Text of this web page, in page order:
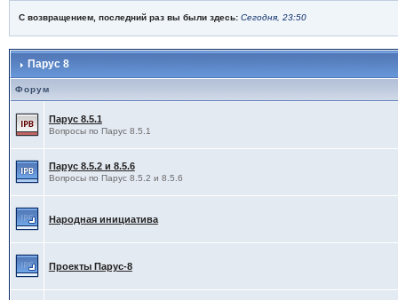
С возвращением, последний раз вы были здесь: Сегодня, 23:50
Парус 8
Форум
Парус 8.5.1
Вопросы по Парус 8.5.1
Парус 8.5.2 и 8.5.6
Вопросы по Парус 8.5.2 и 8.5.6
Народная инициатива
Проекты Паруc-8